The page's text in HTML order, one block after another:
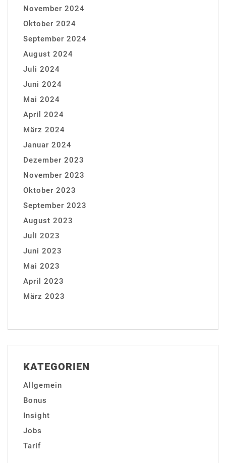
November 2024
Oktober 2024
September 2024
August 2024
Juli 2024
Juni 2024
Mai 2024
April 2024
März 2024
Januar 2024
Dezember 2023
November 2023
Oktober 2023
September 2023
August 2023
Juli 2023
Juni 2023
Mai 2023
April 2023
März 2023
KATEGORIEN
Allgemein
Bonus
Insight
Jobs
Tarif